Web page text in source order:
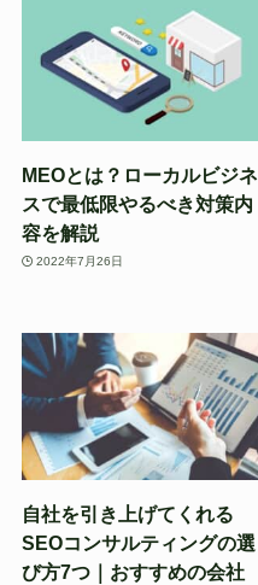
MEOとは？ローカルビジネ
スで最低限やるべき対策内
容を解説
2022年7月26日
自社を引き上げてくれる
SEOコンサルティングの選
び方7つ｜おすすめの会社